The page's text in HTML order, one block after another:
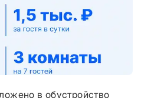
в обустройство